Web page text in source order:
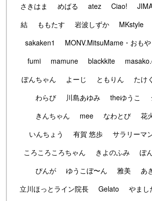
さきはま
めばる atez Ciao!
結
ももたす 岩波しずか MKstyle
sakaken1
MONV.MitsuMame・おもや
fumi
mamune blackkite
ぽんちゃん
よーじ ともりん たけ
わらび
川島あゆみ theゆうこ
きんちゃん
mee なわとび 花
いんちょう
有賀 悠歩
サラリーマ
ころころころちゃん
きよのふみ ぽ
ぴんが
ゆうこぼ〜ん 雅美 あ
立川ほっとライン院長
Gelato やまし